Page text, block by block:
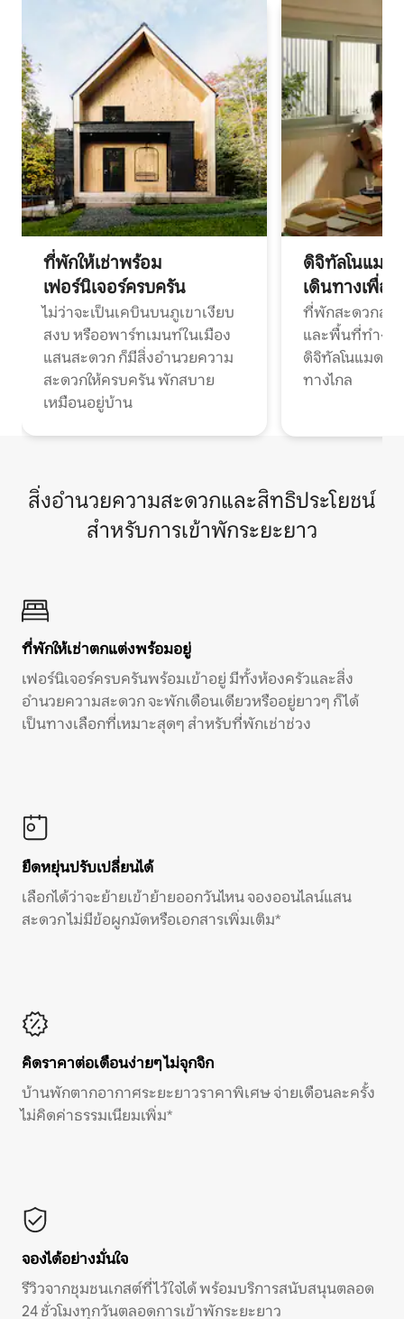
ที่พักให้เช่าพร้อม
เฟอร์นิเจอร์ครบครัน
ไม่ว่าจะเป็นเคบินบนภูเขาเงียบ
สงบ หรืออพาร์ทเมนท์ในเมือง
แสนสะดวก ก็มีสิ่งอำนวยความ
สะดวกให้ครบครัน พักสบาย
เหมือนอยู่บ้าน
ดิจิทัลโนแมด
เดินทางเพื่อ
ที่พักสะดวกสบ
และพื้นที่ทำงา
ดิจิทัลโนแมดแ
ทางไกล
สิ่งอำนวยความสะดวกและสิทธิประโยชน์
สำหรับการเข้าพักระยะยาว
ที่พักให้เช่าตกแต่งพร้อมอยู่
เฟอร์นิเจอร์ครบครันพร้อมเข้าอยู่ มีทั้งห้องครัวและสิ่ง
อำนวยความสะดวก จะพักเดือนเดียวหรืออยู่ยาวๆ ก็ได้
เป็นทางเลือกที่เหมาะสุดๆ สำหรับที่พักเช่าช่วง
ยืดหยุ่นปรับเปลี่ยนได้
เลือกได้ว่าจะย้ายเข้าย้ายออกวันไหน จองออนไลน์แสน
สะดวก ไม่มีข้อผูกมัดหรือเอกสารเพิ่มเติม*
คิดราคาต่อเดือนง่ายๆ ไม่จุกจิก
บ้านพักตากอากาศระยะยาวราคาพิเศษ จ่ายเดือนละครั้ง
ไม่คิดค่าธรรมเนียมเพิ่ม*
จองได้อย่างมั่นใจ
รีวิวจากชุมชนเกสต์ที่ไว้ใจได้ พร้อมบริการสนับสนุนตลอด
24 ชั่วโมงทุกวันตลอดการเข้าพักระยะยาว